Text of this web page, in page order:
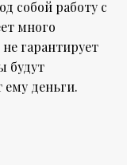
собой работу с
много
гарантирует
будут
деньги.